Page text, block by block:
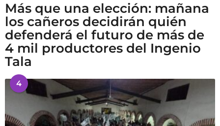
Más que una elección: mañana
los cañeros decidirán quién
defenderá el futuro de más de
4 mil productores del Ingenio
Tala
4